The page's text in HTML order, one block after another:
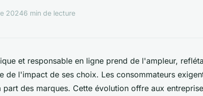
20246 min de lecture
et responsable en ligne prend de l'ampleur,
de l'impact de ses choix. Les consommateurs
part des marques. Cette évolution offre aux